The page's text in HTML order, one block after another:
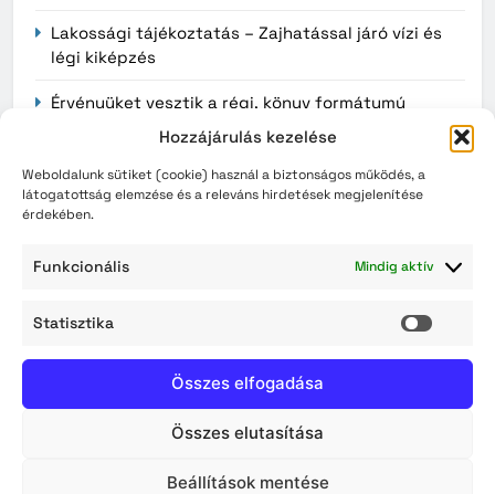
Hozzájárulás kezelése
Weboldalunk sütiket (cookie) használ a biztonságos működés, a
látogatottság elemzése és a releváns hirdetések megjelenítése
érdekében.
Funkcionális Mindig aktív
Statisztika
Összes elfogadása
Összes elutasítása
Beállítások mentése
Lakossági tájékoztatás – Zajhatással járó vízi és
légi kiképzés
Érvényüket vesztik a régi, könyv formátumú
személyazonosító igazolványok augusztus 3-án
Archívum
2026. augusztus